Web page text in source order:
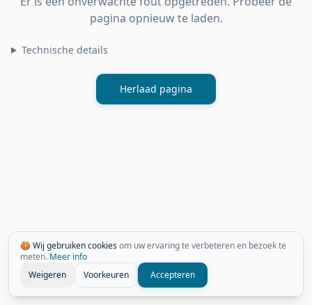
🍪 Wij gebruiken cookiesom uw ervaring te verbeteren en bezoek te
meten. Meer info
Weigeren
Voorkeuren Accepteren
pagina opnieuw te laden.
Technische details
Herlaad pagina